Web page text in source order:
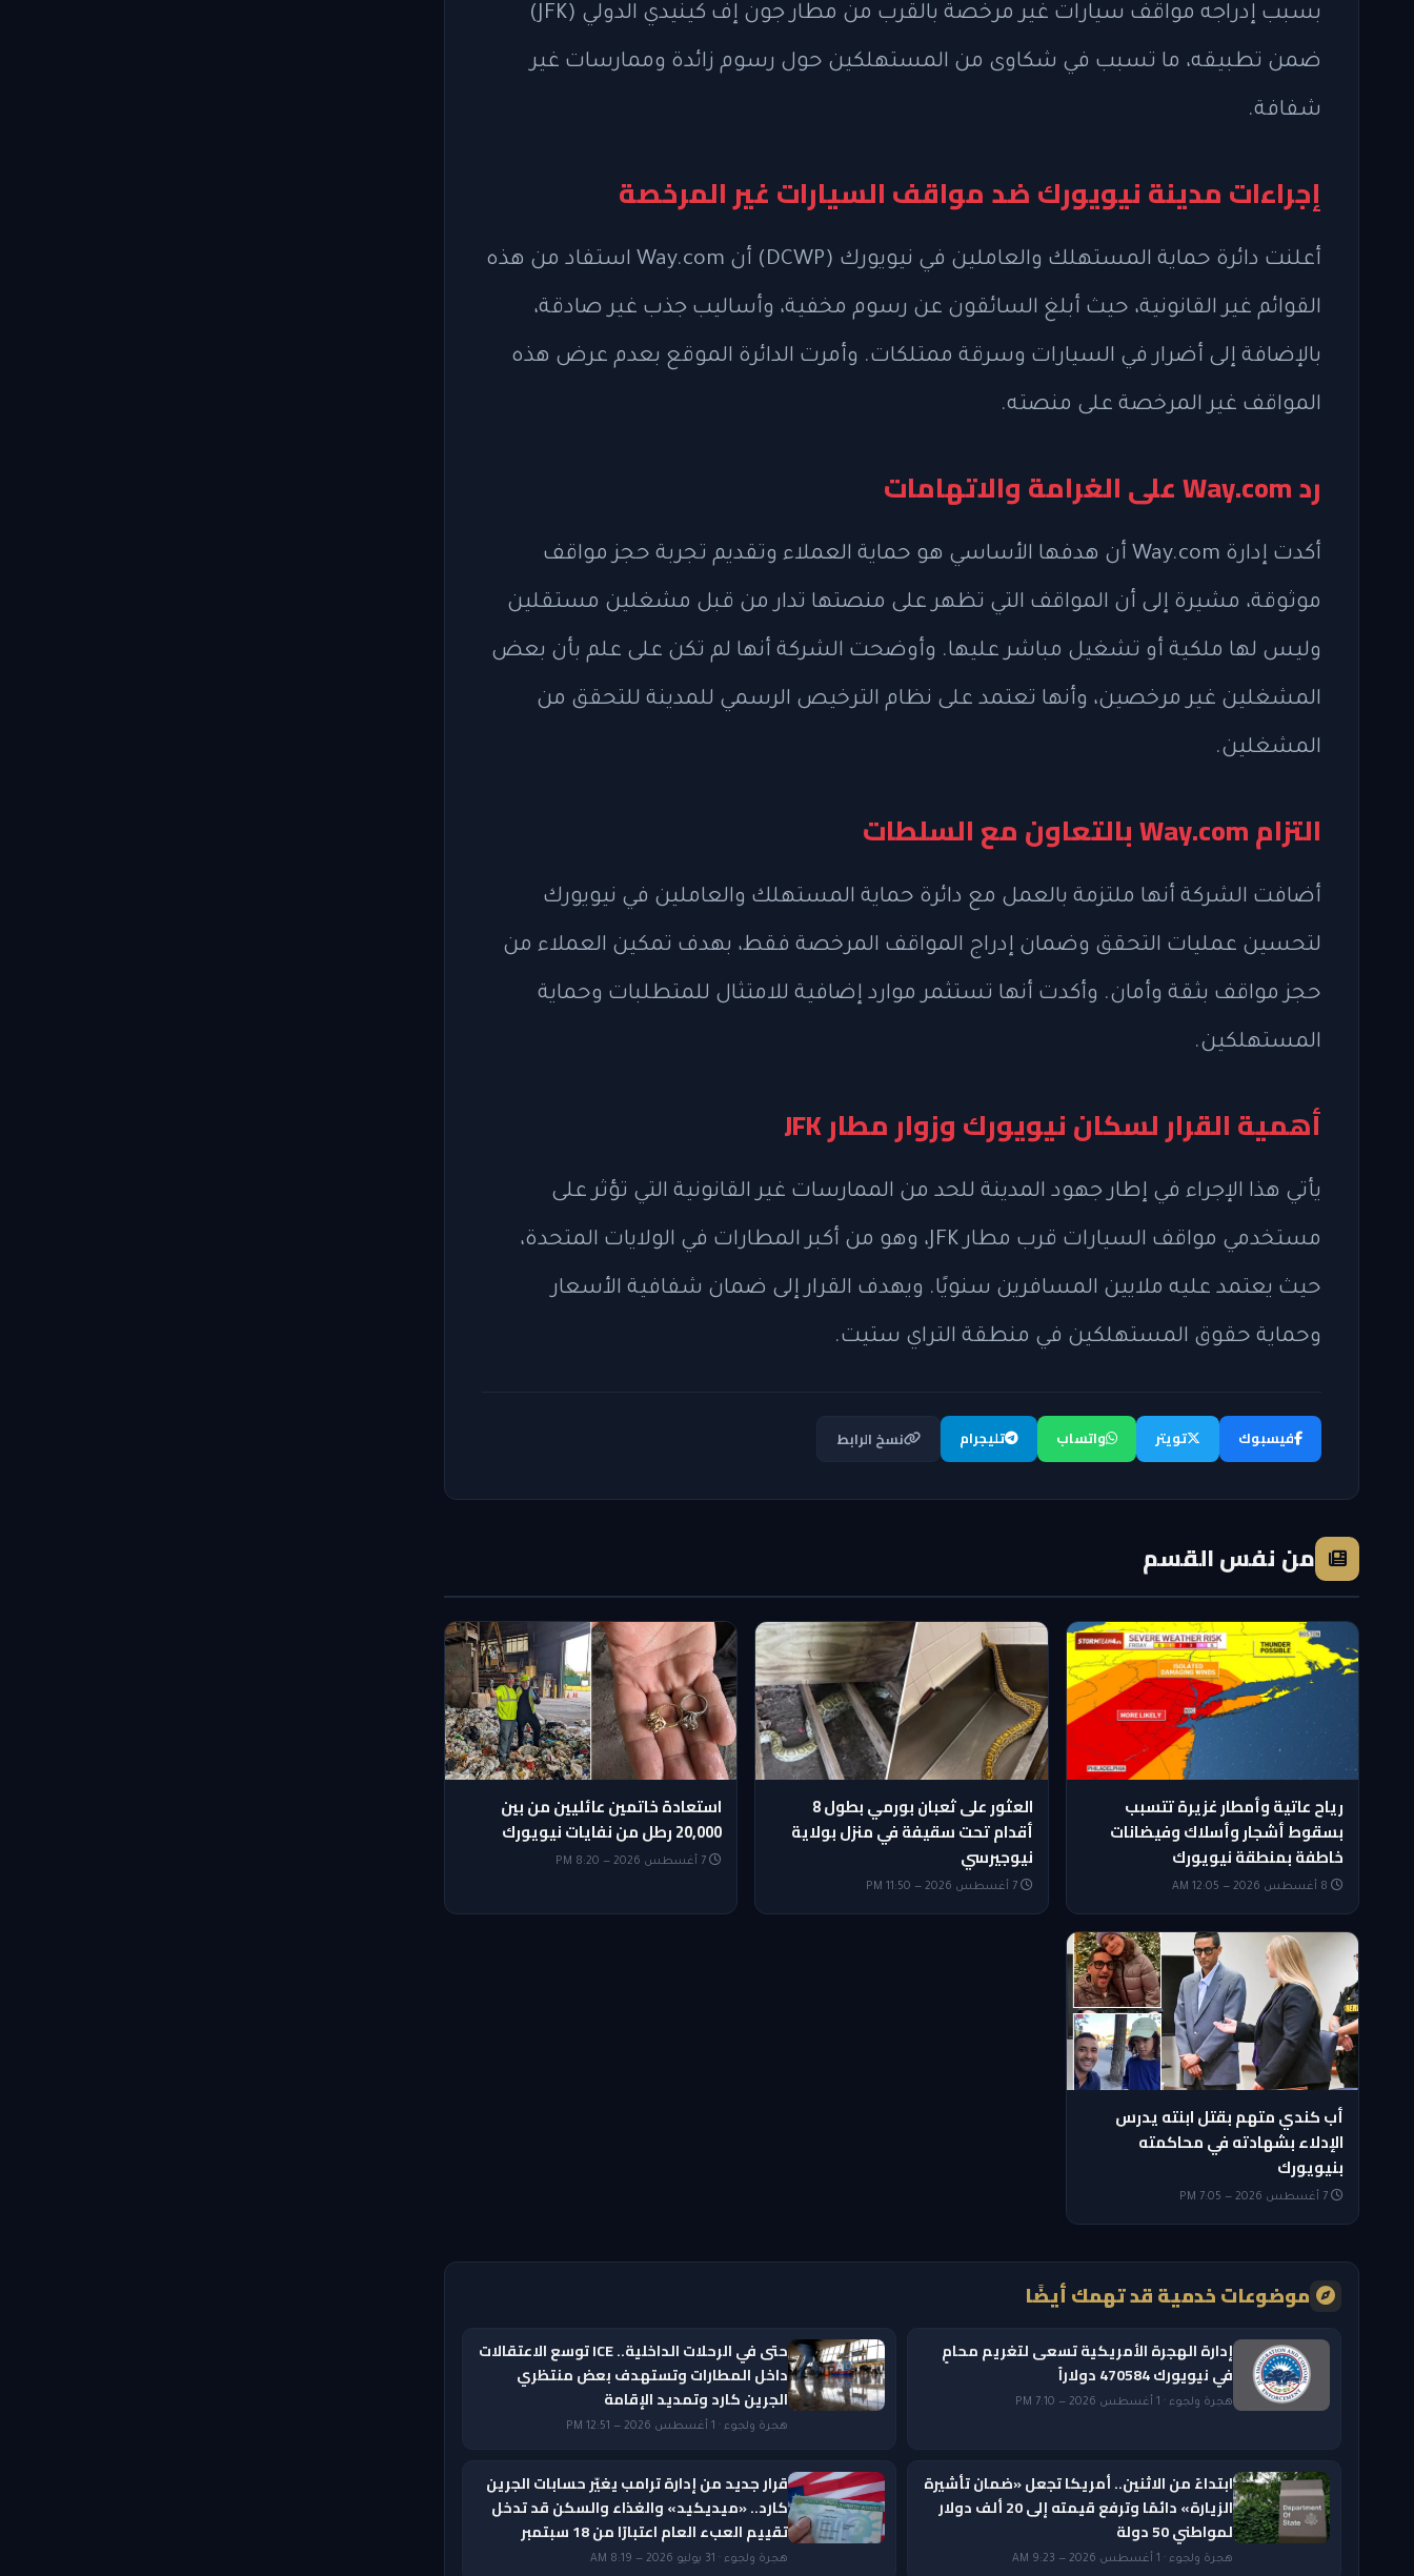
بسبب إدراجه مواقف سيارات غير مرخصة بالقرب من مطار جون إف كينيدي الدولي (JFK)
ضمن تطبيقه، ما تسبب في شكاوى من المستهلكين حول رسوم زائدة وممارسات غير
شفافة.
إجراءات مدينة نيويورك ضد مواقف السيارات غير المرخصة
أعلنت دائرة حماية المستهلك والعاملين في نيويورك (DCWP) أن Way.com استفاد من هذه
القوائم غير القانونية، حيث أبلغ السائقون عن رسوم مخفية، وأساليب جذب غير صادقة،
بالإضافة إلى أضرار في السيارات وسرقة ممتلكات. وأمرت الدائرة الموقع بعدم عرض هذه
المواقف غير المرخصة على منصته.
رد Way.com على الغرامة والاتهامات
أكدت إدارة Way.com أن هدفها الأساسي هو حماية العملاء وتقديم تجربة حجز مواقف
موثوقة، مشيرة إلى أن المواقف التي تظهر على منصتها تدار من قبل مشغلين مستقلين
وليس لها ملكية أو تشغيل مباشر عليها. وأوضحت الشركة أنها لم تكن على علم بأن بعض
المشغلين غير مرخصين، وأنها تعتمد على نظام الترخيص الرسمي للمدينة للتحقق من
المشغلين.
التزام Way.com بالتعاون مع السلطات
أضافت الشركة أنها ملتزمة بالعمل مع دائرة حماية المستهلك والعاملين في نيويورك
لتحسين عمليات التحقق وضمان إدراج المواقف المرخصة فقط، بهدف تمكين العملاء من
حجز مواقف بثقة وأمان. وأكدت أنها تستثمر موارد إضافية للامتثال للمتطلبات وحماية
المستهلكين.
أهمية القرار لسكان نيويورك وزوار مطار JFK
يأتي هذا الإجراء في إطار جهود المدينة للحد من الممارسات غير القانونية التي تؤثر على
مستخدمي مواقف السيارات قرب مطار JFK، وهو من أكبر المطارات في الولايات المتحدة،
حيث يعتمد عليه ملايين المسافرين سنويًا. ويهدف القرار إلى ضمان شفافية الأسعار
وحماية حقوق المستهلكين في منطقة التراي ستيت.
فيسبوك تويتر واتساب تليجرام نسخ الرابط
من نفس القسم
رياح عاتية وأمطار غزيرة تتسبب
بسقوط أشجار وأسلاك وفيضانات
خاطفة بمنطقة نيويورك
العثور على ثعبان بورمي بطول 8
أقدام تحت سقيفة في منزل بولاية
نيوجيرسي
7 أغسطس 2026 — 11:50 PM
استعادة خاتمين عائليين من بين
20,000 رطل من نفايات نيويورك
7 أغسطس 2026 — 8:20 PM
أب كندي متهم بقتل ابنته يدرس
الإدلاء بشهادته في محاكمته
بنيويورك
موضوعات خدمية قد تهمك أيضًا
إدارة الهجرة الأمريكية تسعى لتغريم محامٍ
في نيويورك 470584 دولاراً
هجرة ولجوء · 1 أغسطس 2026 — 7:10 PM
حتى في الرحلات الداخلية.. ICE توسع الاعتقالات
داخل المطارات وتستهدف بعض منتظري
الجرين كارد وتمديد الإقامة
هجرة ولجوء · 1 أغسطس 2026 — 12:51 PM
ابتداءً من الاثنين.. أمريكا تجعل «ضمان تأشيرة
الزيارة» دائمًا وترفع قيمته إلى 20 ألف دولار
لمواطني 50 دولة
هجرة ولجوء · 1 أغسطس 2026 — 9:23 AM
قرار جديد من إدارة ترامب يغيّر حسابات الجرين
كارد.. «ميديكيد» والغذاء والسكن قد تدخل
تقييم العبء العام اعتبارًا من 18 سبتمبر
هجرة ولجوء · 31 يوليو 2026 — 8:19 AM